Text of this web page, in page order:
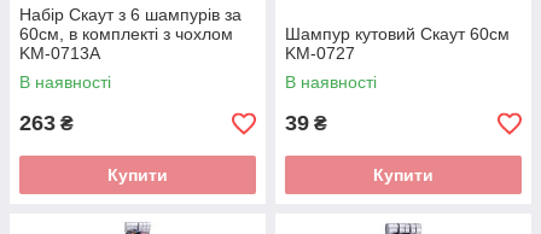
Набір Скаут з 6 шампурів за
60см, в комплекті з чохлом
KM-0713А
В наявності
263 ₴
Купити
Шампур кутовий Скаут 60см
KM-0727
В наявності
39 ₴
Купити